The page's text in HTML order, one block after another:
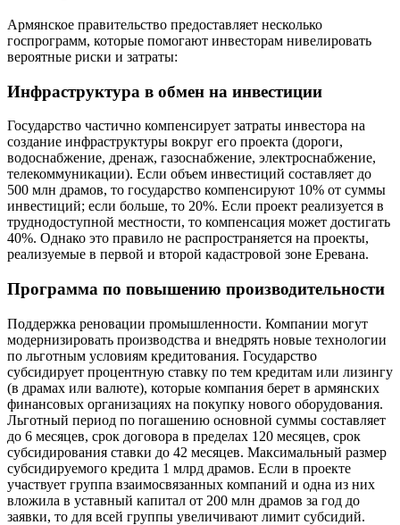
Армянское правительство предоставляет несколько
госпрограмм, которые помогают инвесторам нивелировать
вероятные риски и затраты:
Инфраструктура в обмен на инвестиции
Государство частично компенсирует затраты инвестора на
создание инфраструктуры вокруг его проекта (дороги,
водоснабжение, дренаж, газоснабжение, электроснабжение,
телекоммуникации). Если объем инвестиций составляет до
500 млн драмов, то государство компенсируют 10% от суммы
инвестиций; если больше, то 20%. Если проект реализуется в
труднодоступной местности, то компенсация может достигать
40%. Однако это правило не распространяется на проекты,
реализуемые в первой и второй кадастровой зоне Еревана.
Программа по повышению производительности
Поддержка реновации промышленности. Компании могут
модернизировать производства и внедрять новые технологии
по льготным условиям кредитования. Государство
субсидирует процентную ставку по тем кредитам или лизингу
(в драмах или валюте), которые компания берет в армянских
финансовых организациях на покупку нового оборудования.
Льготный период по погашению основной суммы составляет
до 6 месяцев, срок договора в пределах 120 месяцев, срок
субсидирования ставки до 42 месяцев. Максимальный размер
субсидируемого кредита 1 млрд драмов. Если в проекте
участвует группа взаимосвязанных компаний и одна из них
вложила в уставный капитал от 200 млн драмов за год до
заявки, то для всей группы увеличивают лимит субсидий.